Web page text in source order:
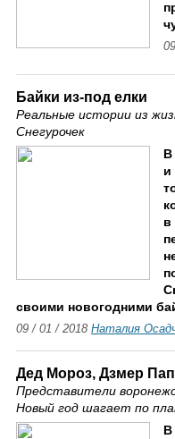
Байки из-под елки
Реальные истории из
Снегурочек
и
в
своими новогодними
09 / 01 / 2018 Наталия
Дед Мороз, Дзмер
Представители
Новый год шагает по